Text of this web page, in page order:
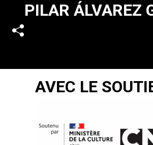
PILAR ÁLVAREZ
AVEC LE